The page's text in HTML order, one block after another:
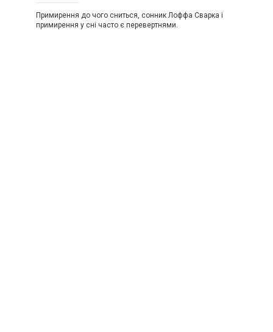
Примирення до чого сниться, сонник Лоффа Сварка і
примирення у сні часто є перевертнями.